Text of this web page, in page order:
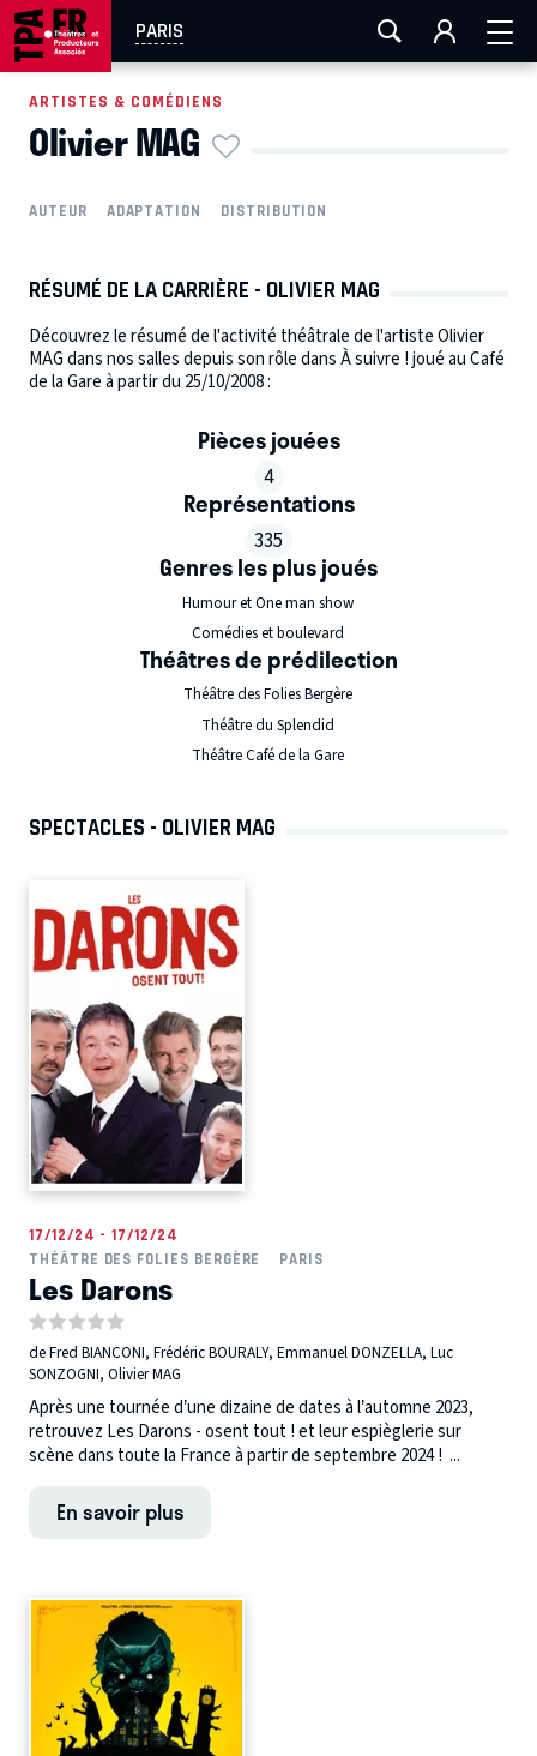
PARIS
AIX-MARSEILLE LA ROCHELLE
EN TOURNÉE
ARTISTES & COMÉDIENS
Olivier MAG
AUTEUR ADAPTATION DISTRIBUTION
RÉSUMÉ DE LA CARRIÈRE - OLIVIER MAG
Découvrez le résumé de l'activité théâtrale de l'artiste Olivier
MAG dans nos salles depuis son rôle dans À suivre ! joué au Café
de la Gare à partir du 25/10/2008 :
Pièces jouées
4
Représentations
335
Genres les plus joués
Humour et One man show
Comédies et boulevard
Théâtres de prédilection
Théâtre des Folies Bergère
Théâtre du Splendid
Théâtre Café de la Gare
SPECTACLES - OLIVIER MAG
17/12/24 - 17/12/24
THÉÂTRE DES FOLIES BERGÈRE
PARIS
Les Darons
de Fred BIANCONI, Frédéric BOURALY, Emmanuel DONZELLA, Luc
SONZOGNI, Olivier MAG
Après une tournée d’une dizaine de dates à l’automne 2023,
retrouvez Les Darons - osent tout ! et leur espièglerie sur
scène dans toute la France à partir de septembre 2024 ! ...
En savoir plus